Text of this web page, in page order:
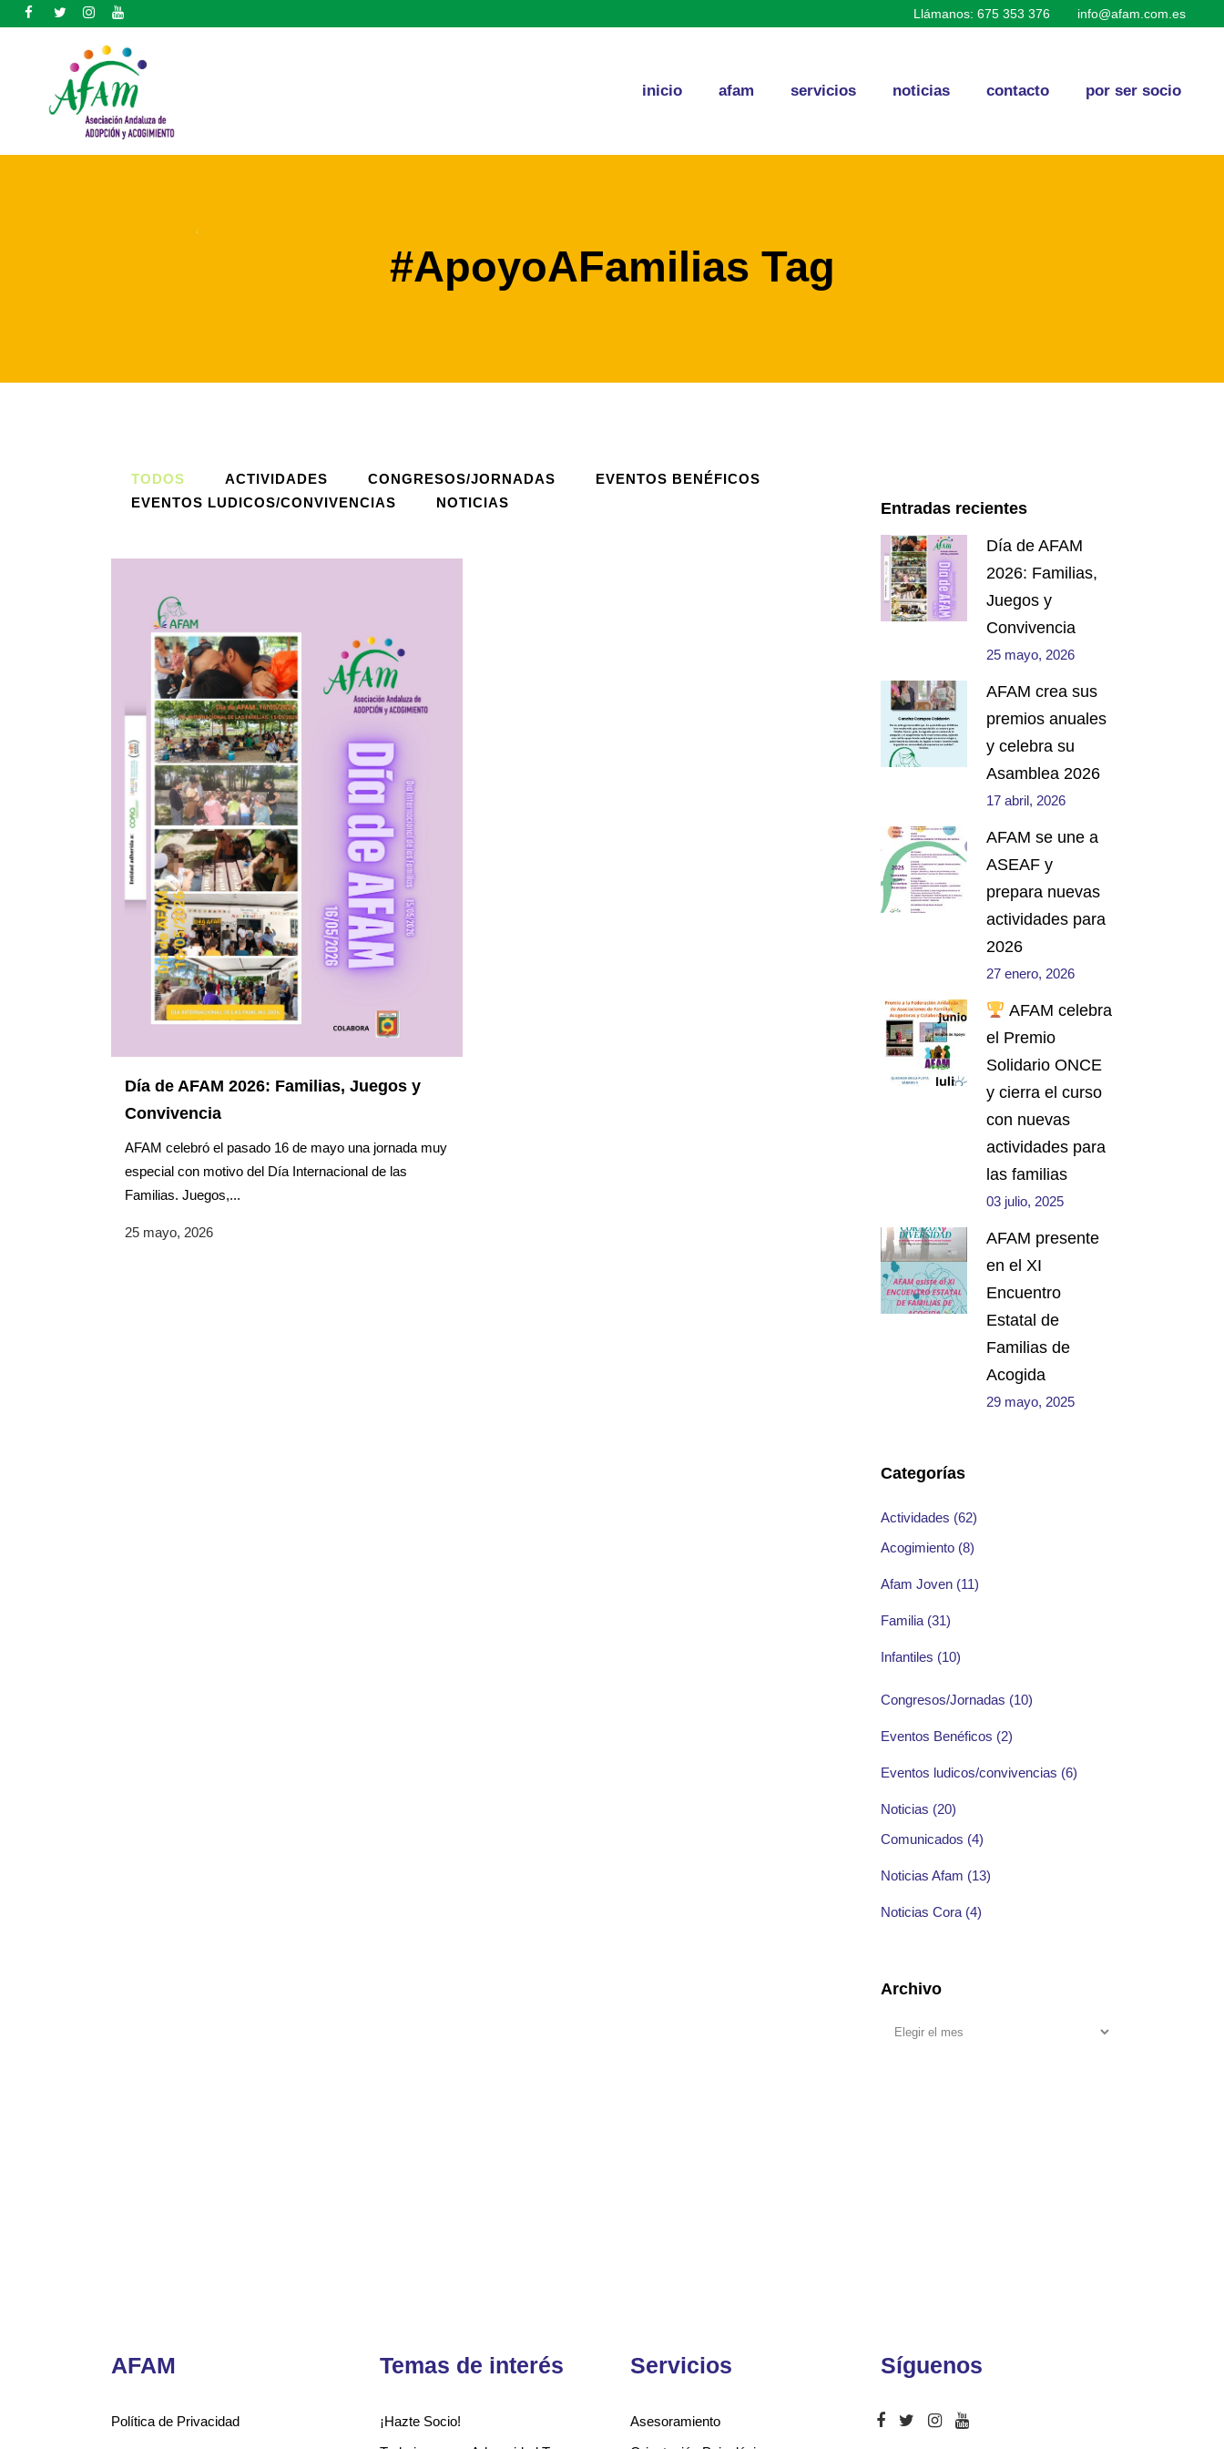
Llámanos: 675 353 376 info@afam.com.es
inicio afam servicios noticias contacto por ser socio
#ApoyoAFamilias Tag
TODOS ACTIVIDADES CONGRESOS/JORNADAS
EVENTOS BENÉFICOS
EVENTOS LUDICOS/CONVIVENCIAS
NOTICIAS
Día de AFAM 2026: Familias, Juegos y
Convivencia
AFAM celebró el pasado 16 de mayo una jornada muy
especial con motivo del Día Internacional de las
Familias. Juegos,...
25 mayo, 2026
Entradas recientes
Día de AFAM
2026: Familias,
Juegos y
Convivencia
25 mayo, 2026
AFAM crea sus
premios anuales
y celebra su
Asamblea 2026
17 abril, 2026
AFAM se une a
ASEAF y
prepara nuevas
actividades para
2026
27 enero, 2026
AFAM celebra
el Premio
Solidario ONCE
y cierra el curso
con nuevas
actividades para
las familias
03 julio, 2025
AFAM presente
en el XI
Encuentro
Estatal de
Familias de
Acogida
29 mayo, 2025
Categorías
Actividades (62)
Acogimiento (8)
Afam Joven (11)
Familia (31)
Infantiles (10)
Congresos/Jornadas (10)
Eventos Benéficos (2)
Eventos ludicos/convivencias (6)
Noticias (20)
Comunicados (4)
Noticias Afam (13)
Noticias Cora (4)
Archivo
AFAM
Política de Privacidad
Temas de interés
¡Hazte Socio!
Servicios
Asesoramiento
Síguenos